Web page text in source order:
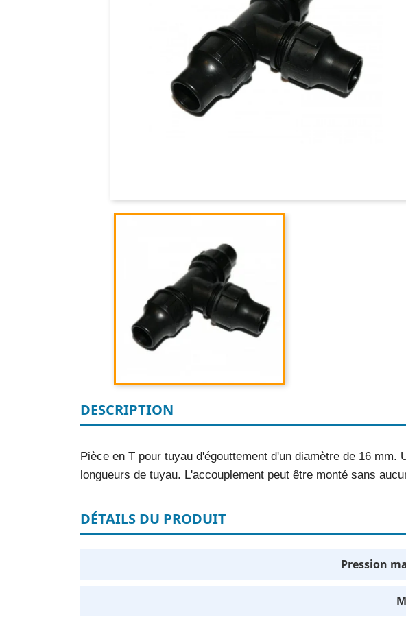
DESCRIPTION
Pièce en T pour tuyau d'égouttement d'un diamètre de 16
longueurs de tuyau. L'accouplement peut être monté sans
DÉTAILS DU PRODUIT
Pression